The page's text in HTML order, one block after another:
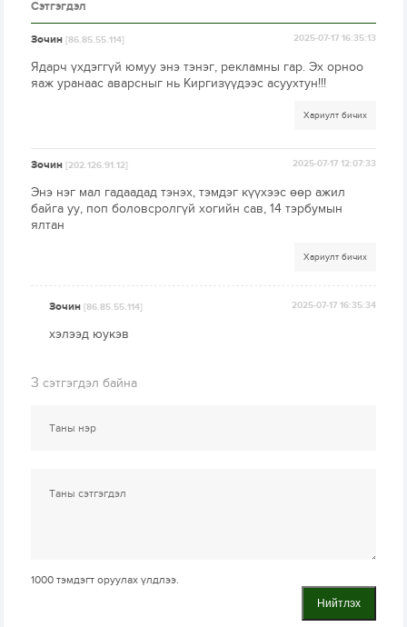
Сэтгэгдэл
Зочин[86.85.55.114] 2025-07-17 16:35:13
Ядарч үхдэггүй юмуу энэ тэнэг, рекламны гар. Эх орноо
яаж уранаас аварсныг нь Киргизүүдээс асуухтун!!!
Хариулт бичих
Зочин[202.126.91.12] 2025-07-17 12:07:33
Энэ нэг мал гадаадад тэнэх, тэмдэг күүхээс өөр ажил
байга уу, поп боловсролгүй хогийн сав, 14 тэрбумын
ялтан
Хариулт бичих
Зочин[86.85.55.114] 2025-07-17 16:35:34
хэлээд юукэв
3 сэтгэгдэл байна
1000 тэмдэгт оруулах үлдлээ.
Нийтлэх